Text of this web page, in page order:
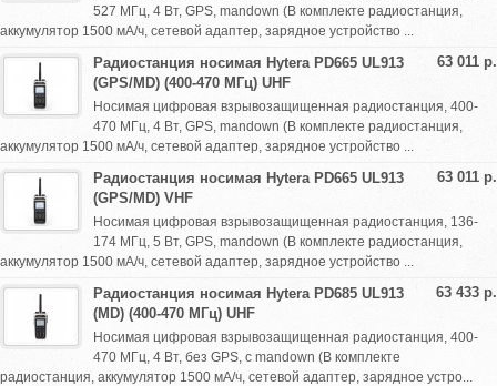
527 МГц, 4 Вт, GPS, mandown (В комплекте радиостанция,
аккумулятор 1500 мА/ч, сетевой адаптер, зарядное устройство ...
63 011 р.
Радиостанция носимая Hytera PD665 UL913
(GPS/MD) (400-470 МГц) UHF
Носимая цифровая взрывозащищенная радиостанция, 400-
470 МГц, 4 Вт, GPS, mandown (В комплекте радиостанция,
аккумулятор 1500 мА/ч, сетевой адаптер, зарядное устройство ...
63 011 р.
Радиостанция носимая Hytera PD665 UL913
(GPS/MD) VHF
Носимая цифровая взрывозащищенная радиостанция, 136-
174 МГц, 5 Вт, GPS, mandown (В комплекте радиостанция,
аккумулятор 1500 мА/ч, сетевой адаптер, зарядное устройство ...
63 433 р.
Радиостанция носимая Hytera PD685 UL913
(MD) (400-470 МГц) UHF
Носимая цифровая взрывозащищенная радиостанция, 400-
470 МГц, 4 Вт, без GPS, с mandown (В комплекте
радиостанция, аккумулятор 1500 мА/ч, сетевой адаптер, зарядное устро...